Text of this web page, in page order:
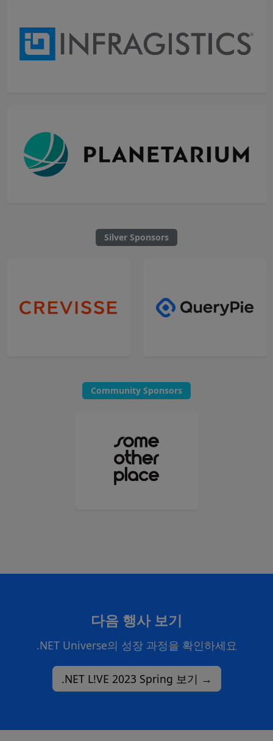
Silver Sponsors
Community Sponsors
다음 행사 보기
.NET Universe의 성장 과정을 확인하세요
.NET L!VE 2023 Spring 보기 →